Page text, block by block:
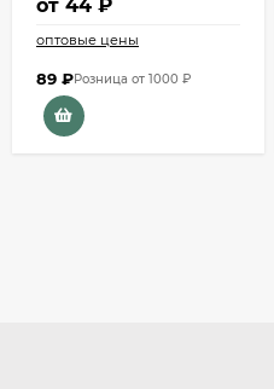
от 44 ₽
оптовые цены
89 ₽Розница от 1000 ₽